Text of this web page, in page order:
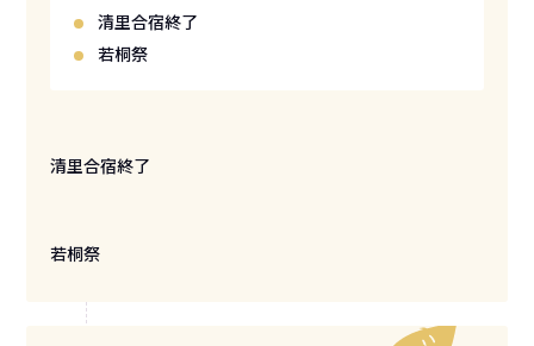
清里合宿終了
若桐祭
清里合宿終了
若桐祭